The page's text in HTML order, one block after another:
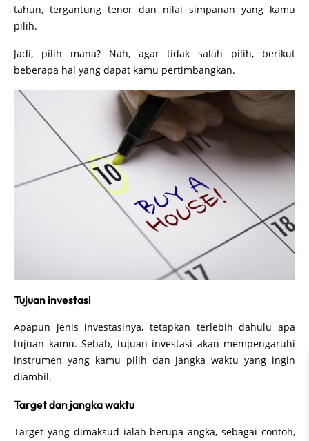
tahun, tergantung tenor dan nilai simpanan yang kamu
pilih.
Jadi, pilih mana? Nah, agar tidak salah pilih, berikut
beberapa hal yang dapat kamu pertimbangkan.
Tujuan investasi
Apapun jenis investasinya, tetapkan terlebih dahulu apa
tujuan kamu. Sebab, tujuan investasi akan mempengaruhi
instrumen yang kamu pilih dan jangka waktu yang ingin
diambil.
Target dan jangka waktu
Target yang dimaksud ialah berupa angka, sebagai contoh,